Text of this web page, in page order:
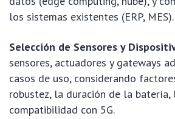
los sistemas existentes (ERP, MES).
Selección de Sensores y
sensores, actuadores y gateways
casos de uso, considerando
robustez, la duración de la
compatibilidad con 5G.